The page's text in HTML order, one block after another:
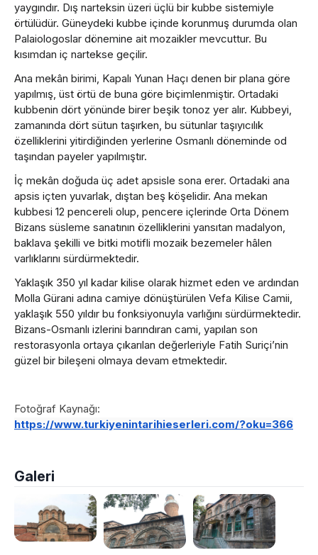
yaygındır. Dış narteksin üzeri üçlü bir kubbe sistemiyle
örtülüdür. Güneydeki kubbe içinde korunmuş durumda olan
Palaiologoslar dönemine ait mozaikler mevcuttur. Bu
kısımdan iç nartekse geçilir.
Ana mekân birimi, Kapalı Yunan Haçı denen bir plana göre
yapılmış, üst örtü de buna göre biçimlenmiştir. Ortadaki
kubbenin dört yönünde birer beşik tonoz yer alır. Kubbeyi,
zamanında dört sütun taşırken, bu sütunlar taşıyıcılık
özelliklerini yitirdiğinden yerlerine Osmanlı döneminde od
taşından payeler yapılmıştır.
İç mekân doğuda üç adet apsisle sona erer. Ortadaki ana
apsis içten yuvarlak, dıştan beş köşelidir. Ana mekan
kubbesi 12 pencereli olup, pencere içlerinde Orta Dönem
Bizans süsleme sanatının özelliklerini yansıtan madalyon,
baklava şekilli ve bitki motifli mozaik bezemeler hâlen
varlıklarını sürdürmektedir.
Yaklaşık 350 yıl kadar kilise olarak hizmet eden ve ardından
Molla Gürani adına camiye dönüştürülen Vefa Kilise Camii,
yaklaşık 550 yıldır bu fonksiyonuyla varlığını sürdürmektedir.
Bizans-Osmanlı izlerini barındıran cami, yapılan son
restorasyonla ortaya çıkarılan değerleriyle Fatih Suriçi’nin
güzel bir bileşeni olmaya devam etmektedir.
Fotoğraf Kaynağı:
https://www.turkiyenintarihieserleri.com/?oku=366
Galeri